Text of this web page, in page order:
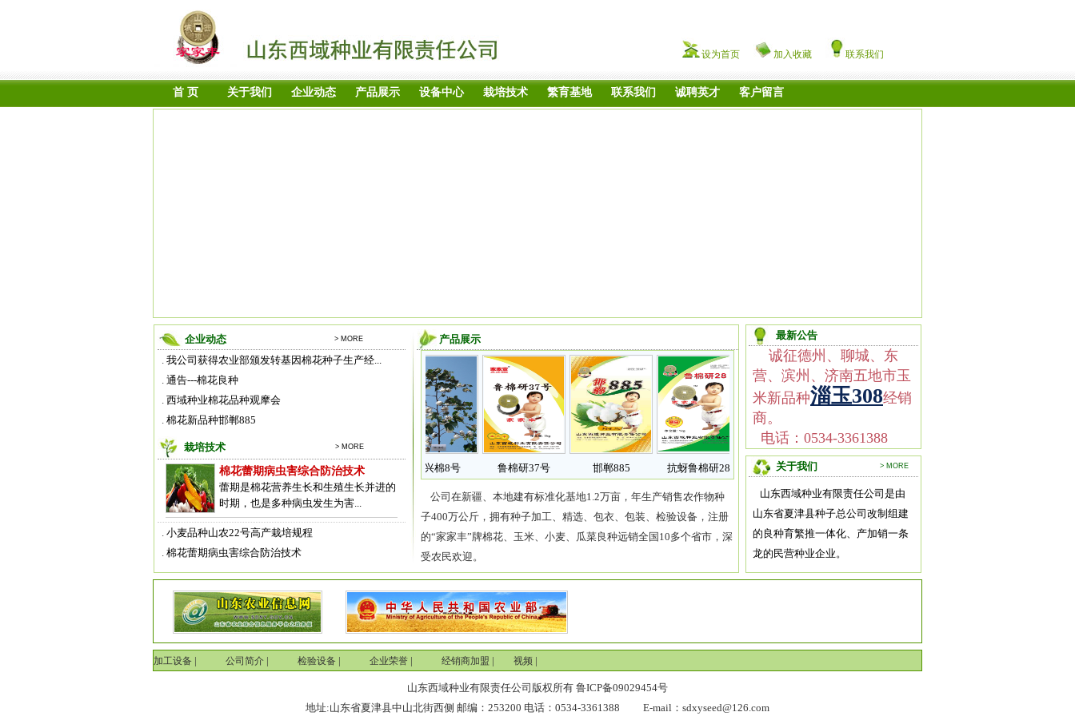
设为首页 加入收藏 联系我们
首 页 关于我们 企业动态 产品展示 设备中心 栽培技术 繁育基地 联系我们 诚聘英才 客户留言
企业动态 > MORE
. 我公司获得农业部颁发转基因棉花种子生产经...
. 通告---棉花良种
. 西域种业棉花品种观摩会
. 棉花新品种邯郸885
栽培技术 > MORE
棉花蕾期病虫害综合防治技术
蕾期是棉花营养生长和生殖生长并进的
时期，也是多种病虫发生为害...
. 小麦品种山农22号高产栽培规程
. 棉花蕾期病虫害综合防治技术
产品展示
山农24号 KRZ06 银兴棉5号 银兴棉8号 鲁棉研37号 邯郸885 抗蚜鲁棉研28 晋棉38 鲁棉研28号
公司在新疆、本地建有标准化基地1.2万亩，年生产销售农作物种
子400万公斤，拥有种子加工、精选、包衣、包装、检验设备，注册
的“家家丰”牌棉花、玉米、小麦、瓜菜良种远销全国10多个省市，深
受农民欢迎。
最新公告
诚征德州、聊城、东
营、滨州、济南五地市玉
米新品种淄玉308经销
商。
电话：0534-3361388
关于我们 > MORE
山东西域种业有限责任公司是由
山东省夏津县种子总公司改制组建
的良种育繁推一体化、产加销一条
龙的民营种业企业。
加工设备 | 公司简介 | 检验设备 | 企业荣誉 | 经销商加盟 | 视频 |
山东西域种业有限责任公司版权所有 鲁ICP备09029454号
地址:山东省夏津县中山北街西侧 邮编：253200 电话：0534-3361388 E-mail：sdxyseed@126.com